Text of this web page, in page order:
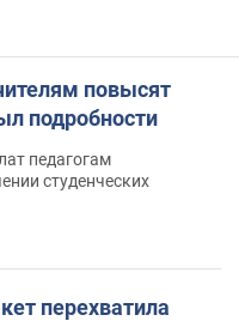
повысят
подробности
педагогам
студенческих
перехватила